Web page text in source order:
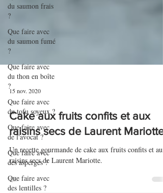
du saumon frais
?
Que faire avec
du saumon fumé
?
Que faire avec
du thon en boîte
?
Que faire avec
du tofu soyeux ?
Que faire avec
de l'avocat ?
Que faire avec
des asperges ?
Que faire avec
des lentilles ?
15 nov. 2020
Cake aux fruits confits et aux
raisins secs de Laurent Mariotte
Un recette gourmande de cake aux fruits confits et aux
raisins secs de Laurent Mariotte.